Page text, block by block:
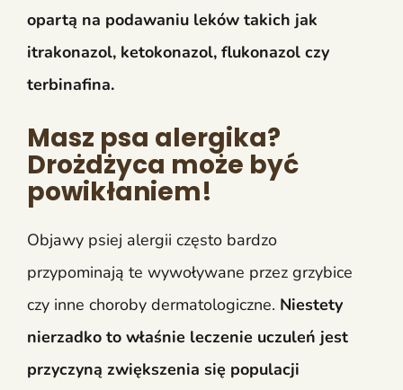
opartą na podawaniu leków takich jak
itrakonazol, ketokonazol, flukonazol czy
terbinafina.
Masz psa alergika?
Drożdżyca może być
powikłaniem!
Objawy psiej alergii często bardzo
przypominają te wywoływane przez grzybice
czy inne choroby dermatologiczne. Niestety
nierzadko to właśnie leczenie uczuleń jest
przyczyną zwiększenia się populacji